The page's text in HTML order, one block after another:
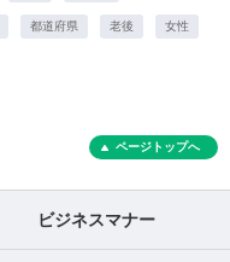
都道府県 老後 女性
ページトップへ
ビジネスマナー